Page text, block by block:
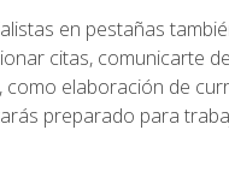
en pestañas
citas, comunicarte
elaboración de
preparado para